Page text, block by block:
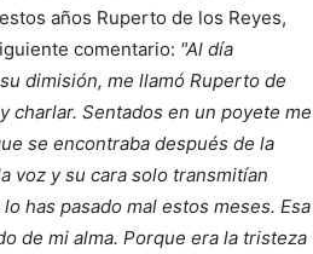
años Ruperto de los Reyes,
comentario: "Al día
dimisión, me llamó Ruperto de
charlar. Sentados en un poyete me
se encontraba después de la
voz y su cara solo transmitían
has pasado mal estos meses. Esa
de mi alma. Porque era la tristeza